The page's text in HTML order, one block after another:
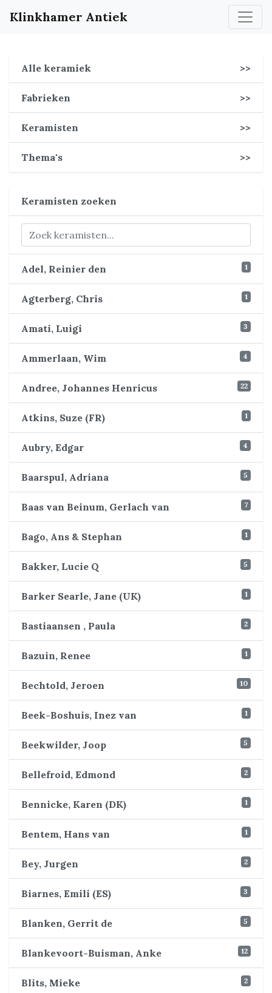
Klinkhamer Antiek
Alle keramiek >>
Fabrieken >>
Keramisten >>
Thema's >>
Keramisten zoeken
Adel, Reinier den 1
Agterberg, Chris 1
Amati, Luigi 3
Ammerlaan, Wim 4
Andree, Johannes Henricus 22
Atkins, Suze (FR) 1
Aubry, Edgar 4
Baarspul, Adriana 5
Baas van Beinum, Gerlach van 7
Bago, Ans & Stephan 1
Bakker, Lucie Q 5
Barker Searle, Jane (UK) 1
Bastiaansen , Paula 2
Bazuin, Renee 1
Bechtold, Jeroen 10
Beek-Boshuis, Inez van 1
Beekwilder, Joop 5
Bellefroid, Edmond 2
Bennicke, Karen (DK) 1
Bentem, Hans van 1
Bey, Jurgen 2
Biarnes, Emili (ES) 3
Blanken, Gerrit de 5
Blankevoort-Buisman, Anke 12
Blits, Mieke 2